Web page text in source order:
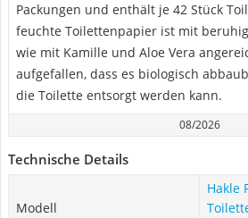
Packungen und enthält je 42 Stück
feuchte Toilettenpapier ist mit
wie mit Kamille und Aloe Vera
aufgefallen, dass es biologisch
die Toilette entsorgt werden kann.
08/2026
Technische Details
Modell
Hakle